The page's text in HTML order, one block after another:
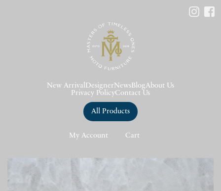
New Arrival DesignerNews BlogAbout Us
Privacy PolicyContact Us
All Products
My Account Cart